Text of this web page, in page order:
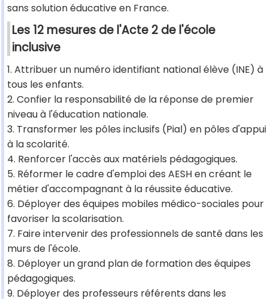
sans solution éducative en France.
Les 12 mesures de l'Acte 2 de l'école
inclusive
1. Attribuer un numéro identifiant national élève (INE) à
tous les enfants.
2. Confier la responsabilité de la réponse de premier
niveau à l'éducation nationale.
3. Transformer les pôles inclusifs (Pial) en pôles d'appui
à la scolarité.
4. Renforcer l'accès aux matériels pédagogiques.
5. Réformer le cadre d'emploi des AESH en créant le
métier d'accompagnant à la réussite éducative.
6. Déployer des équipes mobiles médico-sociales pour
favoriser la scolarisation.
7. Faire intervenir des professionnels de santé dans les
murs de l'école.
8. Déployer un grand plan de formation des équipes
pédagogiques.
9. Déployer des professeurs référents dans les